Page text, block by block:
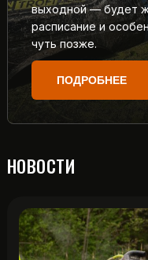
выходной — будет
расписание и
чуть позже.
ПОДРОБНЕЕ
НОВОСТИ